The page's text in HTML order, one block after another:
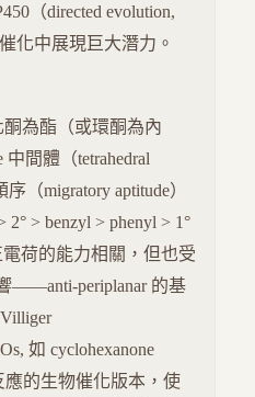
（directed evolution,
化中展現巨大潛力。
酮為酯（或環酮為內
間體（tetrahedral
（migratory aptitude）
> benzyl > phenyl > 1°
荷的能力相關，但也受
——anti-periplanar 的基
如 cyclohexanone
應的生物催化版本，使